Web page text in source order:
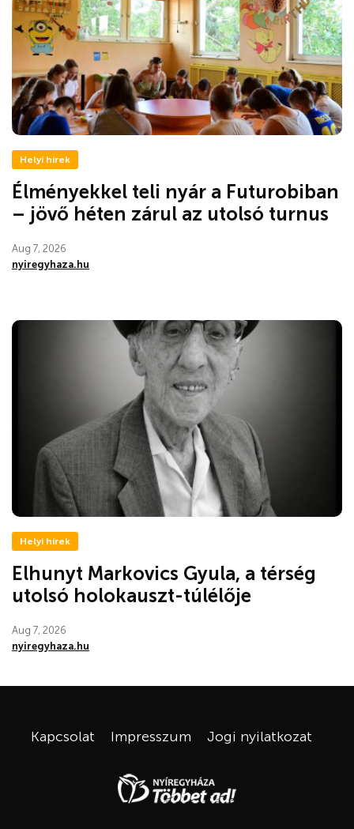
Helyi hírek
Élményekkel teli nyár a Futurobiban
– jövő héten zárul az utolsó turnus
Aug 7, 2026
nyiregyhaza.hu
Helyi hírek
Elhunyt Markovics Gyula, a térség
utolsó holokauszt-túlélője
Aug 7, 2026
nyiregyhaza.hu
Kapcsolat Impresszum Jogi nyilatkozat